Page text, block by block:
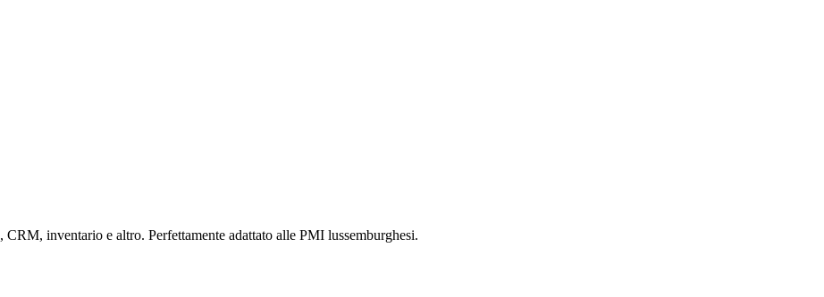
inventario e altro. Perfettamente adattato alle PMI lussemburghesi.